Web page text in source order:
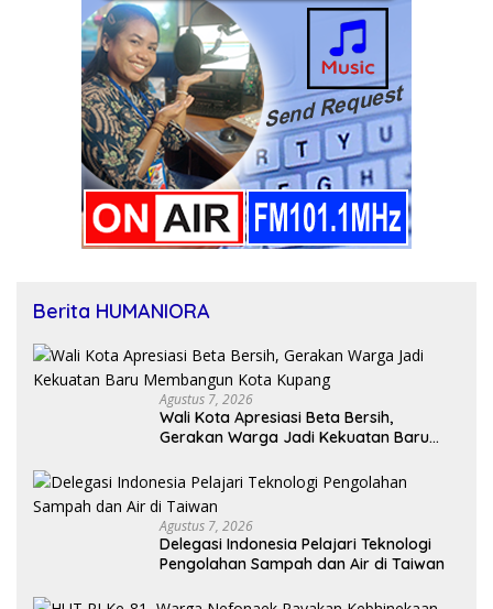
Berita HUMANIORA
Agustus 7, 2026
Wali Kota Apresiasi Beta Bersih,
Gerakan Warga Jadi Kekuatan Baru
Agustus 7, 2026
Delegasi Indonesia Pelajari Teknologi
Pengolahan Sampah dan Air di Taiwan